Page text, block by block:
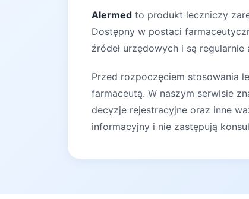
Alermed to produkt leczniczy
Dostępny w postaci
źródeł urzędowych i są regularnie
Przed rozpoczęciem stosowania
farmaceutą. W naszym serwisie
decyzje rejestracyjne oraz inne
informacyjny i nie zastępują